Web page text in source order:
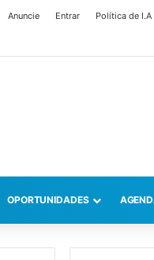
Anuncie Entrar Política de I.A
OPORTUNIDADES